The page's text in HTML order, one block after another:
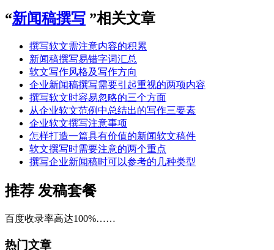
“新闻稿撰写 ”相关文章
撰写软文需注意内容的积累
新闻稿撰写易错字词汇总
软文写作风格及写作方向
企业新闻稿撰写需要引起重视的两项内容
撰写软文时容易忽略的三个方面
从企业软文范例中总结出的写作三要素
企业软文撰写注意事项
怎样打造一篇具有价值的新闻软文稿件
软文撰写时需要注意的两个重点
撰写企业新闻稿时可以参考的几种类型
推荐 发稿套餐
百度收录率高达100%……
热门文章